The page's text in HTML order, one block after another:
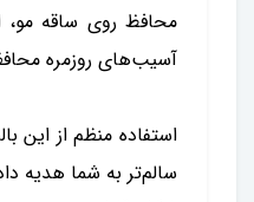
محافظ روی ساقه مو،
آسیب‌های روزمره
استفاده منظم از این
سالم‌تر به شما هدیه